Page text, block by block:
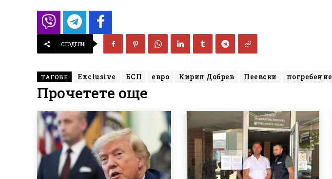
СПОДЕЛИ
ТАГОВЕ Exclusive БСП евро Кирил Добрев Пеевски погребение
Прочетете още